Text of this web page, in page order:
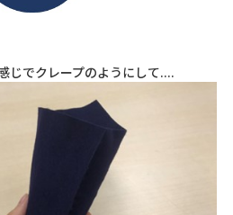
じでクレープのようにして....